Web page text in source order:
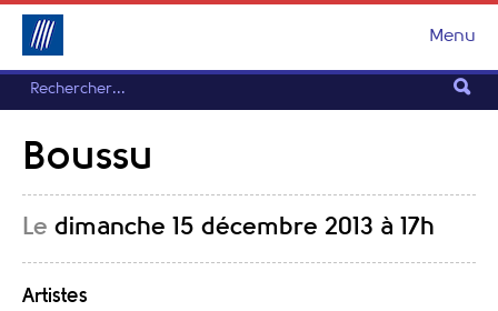
Menu
Boussu
Le dimanche 15 décembre 2013 à 17h
Artistes